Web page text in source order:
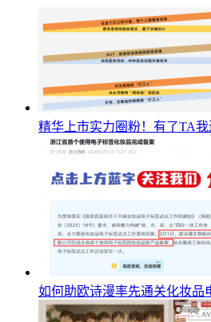
精华上市实力圈粉！有了TA我
如何助欧诗漫率先通关化妆品